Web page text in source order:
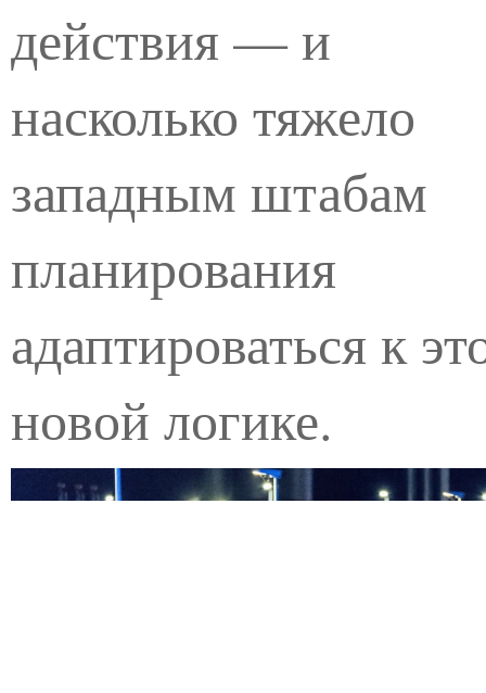
действия — и
насколько тяжело
западным штабам
планирования
адаптироваться к
новой логике.